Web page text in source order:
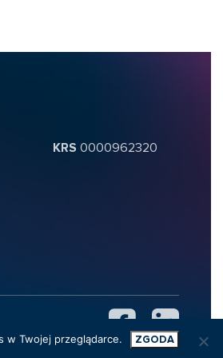
KRS 0000962320
w Twojej przeglądarce. ZGODA